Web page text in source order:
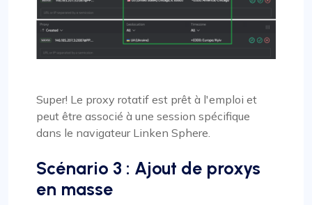
Super! Le proxy rotatif est prêt à l'emploi et
peut être associé à une session spécifique
dans le navigateur Linken Sphere.
Scénario 3 : Ajout de proxys
en masse